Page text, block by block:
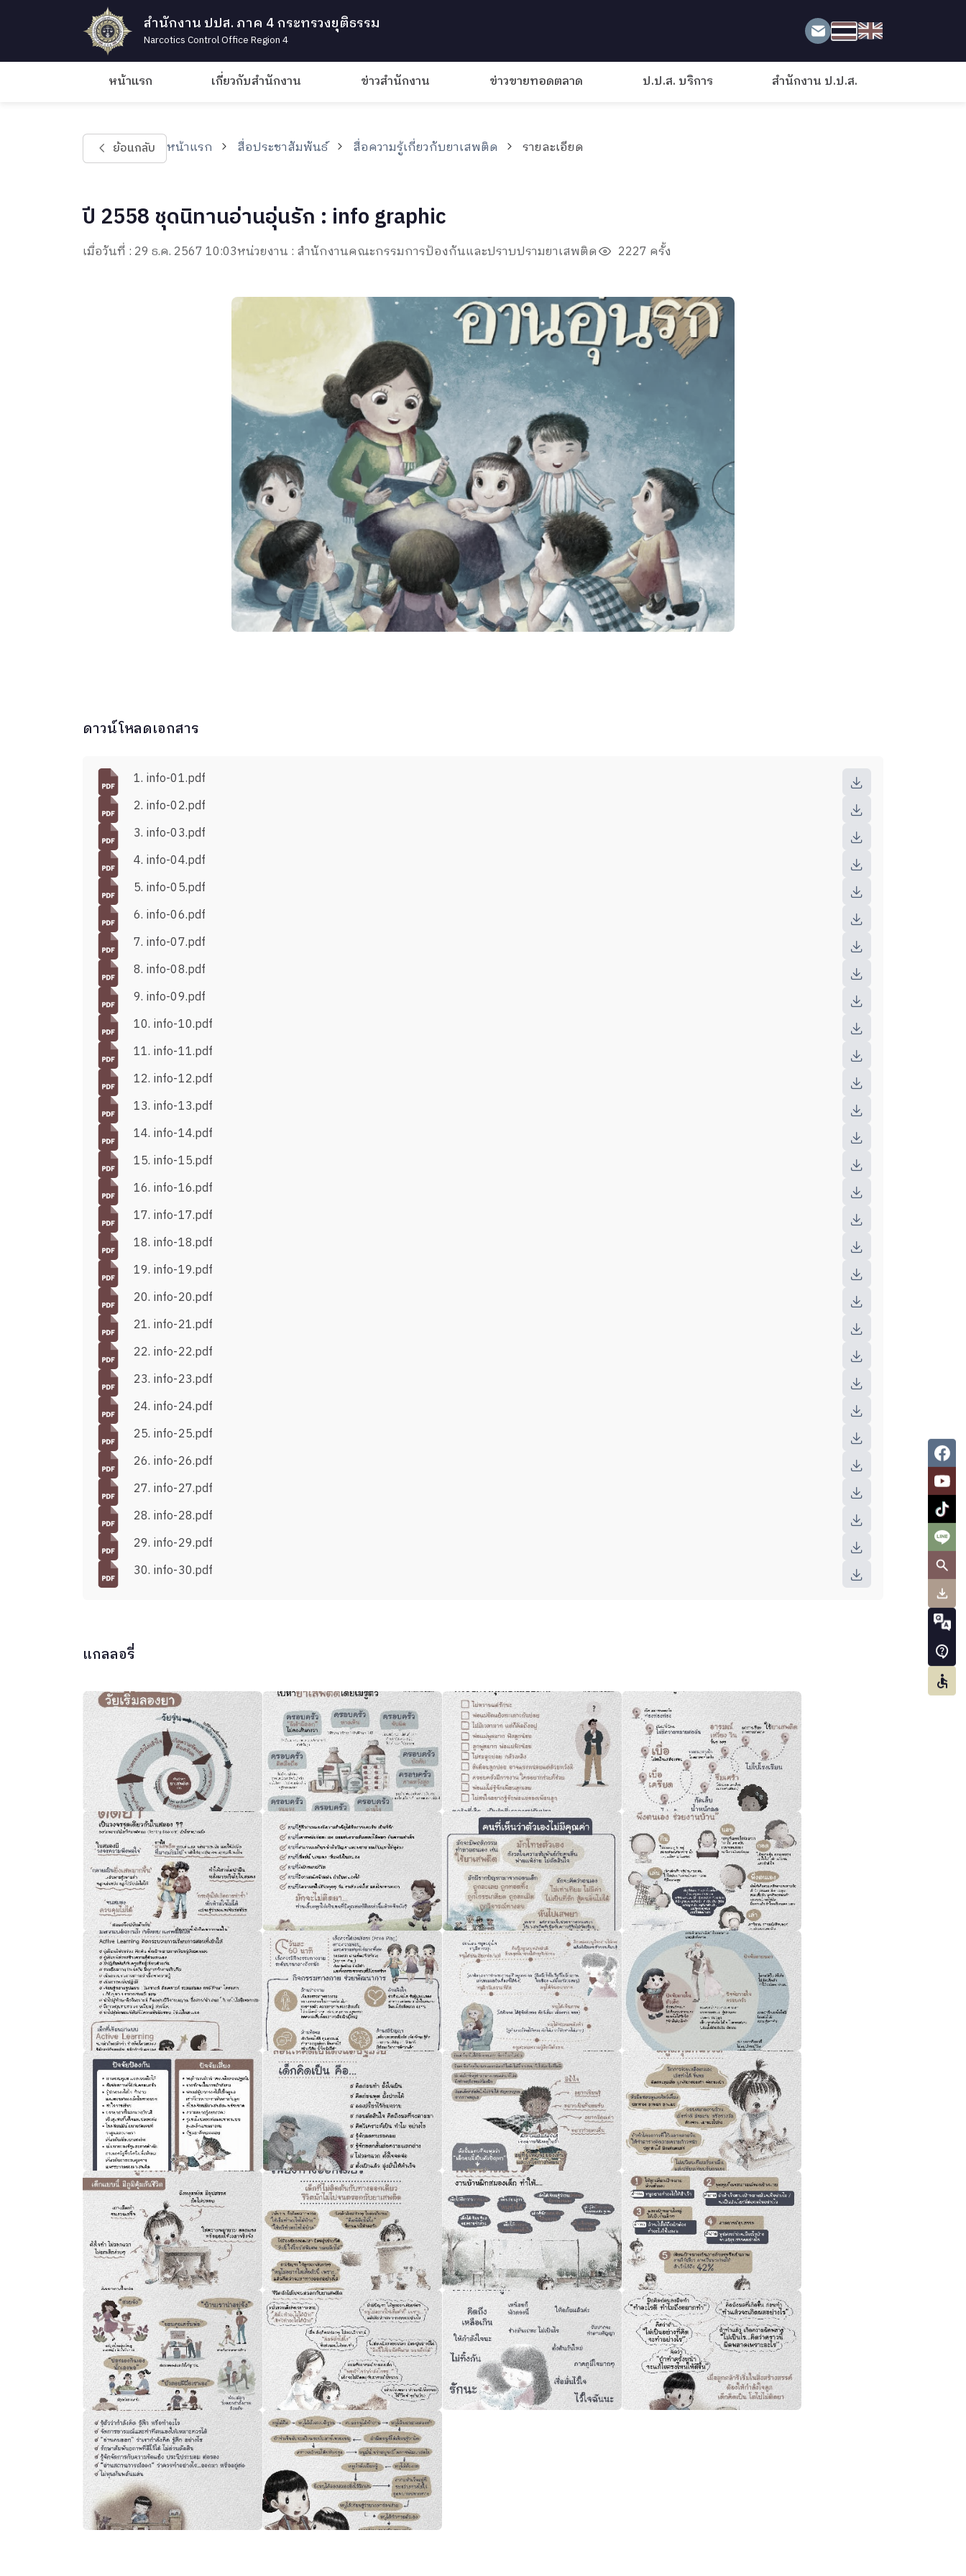
สำนักงาน ปปส. ภาค 4 กระทรวงยุติธรรม
Narcotics Control Office Region 4
หน้าแรก เกี่ยวกับสำนักงาน ข่าวสำนักงาน ข่าวขายทอดตลาด ป.ป.ส. บริการ สำนักงาน ป.ป.ส.
ย้อนกลับ หน้าแรก สื่อประชาสัมพันธ์ สื่อความรู้เกี่ยวกับยาเสพติด รายละเอียด
ปี 2558 ชุดนิทานอ่านอุ่นรัก : info graphic
เมื่อวันที่ : 29 ธ.ค. 2567 10:03หน่วยงาน : สำนักงานคณะกรรมการป้องกันและปราบปรามยาเสพติด 2227 ครั้ง
ดาวน์โหลดเอกสาร
1. info-01.pdf
2. info-02.pdf
3. info-03.pdf
4. info-04.pdf
5. info-05.pdf
6. info-06.pdf
7. info-07.pdf
8. info-08.pdf
9. info-09.pdf
10. info-10.pdf
11. info-11.pdf
12. info-12.pdf
13. info-13.pdf
14. info-14.pdf
15. info-15.pdf
16. info-16.pdf
17. info-17.pdf
18. info-18.pdf
19. info-19.pdf
20. info-20.pdf
21. info-21.pdf
22. info-22.pdf
23. info-23.pdf
24. info-24.pdf
25. info-25.pdf
26. info-26.pdf
27. info-27.pdf
28. info-28.pdf
29. info-29.pdf
30. info-30.pdf
แกลลอรี่